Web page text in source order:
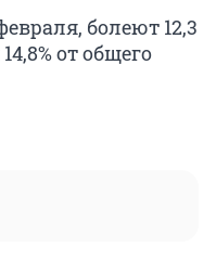
болеют 12,3
от общего